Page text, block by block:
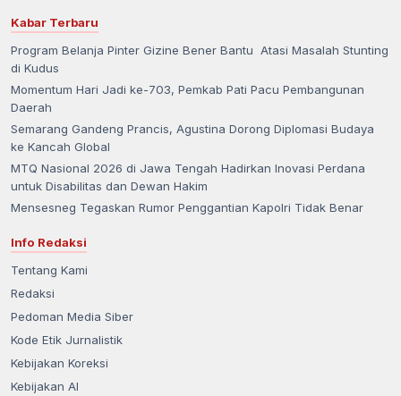
Kabar Terbaru
Program Belanja Pinter Gizine Bener Bantu Atasi Masalah Stunting
di Kudus
Momentum Hari Jadi ke-703, Pemkab Pati Pacu Pembangunan
Daerah
Semarang Gandeng Prancis, Agustina Dorong Diplomasi Budaya
ke Kancah Global
MTQ Nasional 2026 di Jawa Tengah Hadirkan Inovasi Perdana
untuk Disabilitas dan Dewan Hakim
Mensesneg Tegaskan Rumor Penggantian Kapolri Tidak Benar
Info Redaksi
Tentang Kami
Redaksi
Pedoman Media Siber
Kode Etik Jurnalistik
Kebijakan Koreksi
Kebijakan AI